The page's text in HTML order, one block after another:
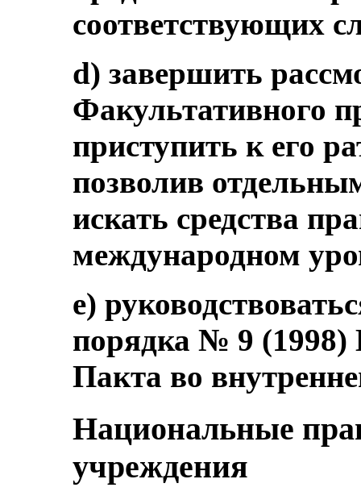
соответствующих
d) завершить
Факультативного
приступить к его
позволив
искать средства
международном
e)
порядка № 9 (1998)
Пакта во
Национальные
учреждения